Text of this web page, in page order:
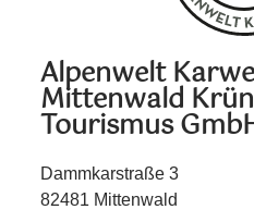
Alpenwelt
Mittenwald
Tourismus
Dammkarstraße 3
82481 Mittenwald